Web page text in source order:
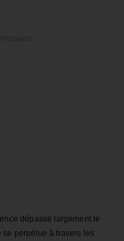
dépasse largement le
perpétue à travers les